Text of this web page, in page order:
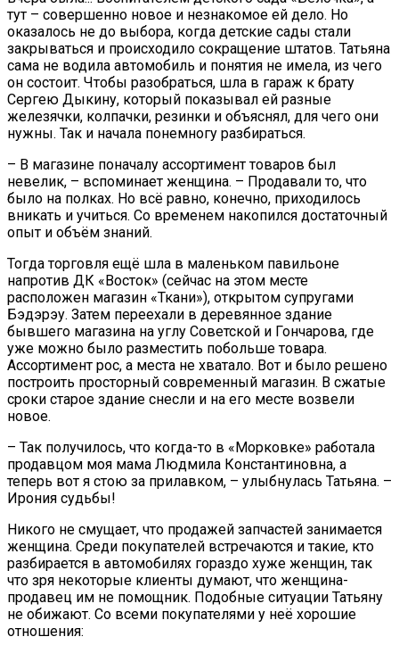
тут – совершенно новое и незнакомое ей дело. Но
оказалось не до выбора, когда детские сады стали
закрываться и происходило сокращение штатов. Татьяна
сама не водила автомобиль и понятия не имела, из чего
он состоит. Чтобы разобраться, шла в гараж к брату
Сергею Дыкину, который показывал ей разные
железячки, колпачки, резинки и объяснял, для чего они
нужны. Так и начала понемногу разбираться.
– В магазине поначалу ассортимент товаров был
невелик, – вспоминает женщина. – Продавали то, что
было на полках. Но всё равно, конечно, приходилось
вникать и учиться. Со временем накопился достаточный
опыт и объём знаний.
Тогда торговля ещё шла в маленьком павильоне
напротив ДК «Восток» (сейчас на этом месте
расположен магазин «Ткани»), открытом супругами
Бэдэрэу. Затем переехали в деревянное здание
бывшего магазина на углу Советской и Гончарова, где
уже можно было разместить побольше товара.
Ассортимент рос, а места не хватало. Вот и было решено
построить просторный современный магазин. В сжатые
сроки старое здание снесли и на его месте возвели
новое.
– Так получилось, что когда-то в «Морковке» работала
продавцом моя мама Людмила Константиновна, а
теперь вот я стою за прилавком, – улыбнулась Татьяна. –
Ирония судьбы!
Никого не смущает, что продажей запчастей занимается
женщина. Среди покупателей встречаются и такие, кто
разбирается в автомобилях гораздо хуже женщин, так
что зря некоторые клиенты думают, что женщина-
продавец им не помощник. Подобные ситуации Татьяну
не обижают. Со всеми покупателями у неё хорошие
отношения: